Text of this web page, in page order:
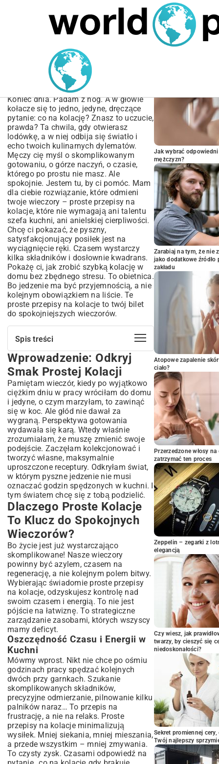
MARIUSZ ŁAMAGA 05.10.2025
Proste Przepisy na
Kolacje | Szybkie i Zdrowe
Pomysły na Co Dzień
Koniec dnia. Padam z nóg. A w głowie
kołacze się to jedno, jedyne, dręczące
pytanie: co na kolację? Znasz to uczucie,
prawda? Ta chwila, gdy otwierasz
lodówkę, a w niej odbija się światło i
echo twoich kulinarnych dylematów.
Męczy cię myśl o skomplikowanym
gotowaniu, o górze naczyń, o czasie,
którego po prostu nie masz. Ale
spokojnie. Jestem tu, by ci pomóc. Mam
dla ciebie rozwiązanie, które odmieni
twoje wieczory – proste przepisy na
kolacje, które nie wymagają ani talentu
szefa kuchni, ani anielskiej cierpliwości.
Chcę ci pokazać, że pyszny,
satysfakcjonujący posiłek jest na
wyciągnięcie ręki. Czasem wystarczy
kilka składników i dosłownie kwadrans.
Pokażę ci, jak zrobić szybką kolację w
domu bez zbędnego stresu. To obietnica.
Bo jedzenie ma być przyjemnością, a nie
kolejnym obowiązkiem na liście. Te
proste przepisy na kolacje to twój bilet
do spokojniejszych wieczorów.
Spis treści
Wprowadzenie: Odkryj Smak Prostej
Kolacji
Dlaczego Proste Kolacje To Klucz do
Spokojnych Wieczorów?
Oszczędność Czasu i Energii w Kuchni
Zdrowe Wybory Bez Komplikacji
Sposób na Mniej Stresu Po Długim Dniu
Błyskawiczne Przepisy na Kolację, Gdy
Liczy Się Każda Minuta
Pomysły na Szybkie Dania z Jednego
Garnka
Sałatki, Które Sycą i Nie Nudzą
Kanapki na Nowo – Kreatywne Wariacje
Proste Przepisy na Kolację z Ulubionych
Składników
Kurczak w Roli Głównej: Szybkie i Smaczne
Opcje
Warzywa, Które Zaskoczą Smakiem:
Wegetariańskie Inspiracje
Twaróg i Jajka: Podstawy Pysznych Kolacji
Zdrowe i Proste Kolacje: Jak Dbać o
Linię z Przyjemnością?
Lekkie Posiłki, Które Nie Obciążają Żołądka
Planowanie i Przygotowanie: Klucz do Fit
Kolacji
Gotowanie dla Jednego czy dla Całej
Rodziny? Proste Rozwiązania
Przepisy na Kolację w Mgnieniu Oka dla
Singli
Rodzinne Kolacje, Które Polubią Wszyscy
Dania Wygodne do Odgrzewania:
Oszczędność Czasu
Podsumowanie: Smak i Prostota na
Twoim Stole Każdego Wieczoru
Wprowadzenie: Odkryj
Smak Prostej Kolacji
Pamiętam wieczór, kiedy po wyjątkowo
ciężkim dniu w pracy wróciłam do domu
i jedyne, o czym marzyłam, to zawinąć
się w koc. Ale głód nie dawał za
wygraną. Perspektywa gotowania
wydawała się karą. Wtedy właśnie
zrozumiałam, że muszę zmienić swoje
podejście. Zaczęłam kolekcjonować i
tworzyć własne, maksymalnie
uproszczone receptury. Odkryłam świat,
w którym pyszne jedzenie nie musi
oznaczać godzin spędzonych w kuchni. I
tym światem chcę się z tobą podzielić.
Dlaczego Proste Kolacje
To Klucz do Spokojnych
Wieczorów?
Bo życie jest już wystarczająco
skomplikowane! Nasze wieczory
powinny być azylem, czasem na
regenerację, a nie kolejnym polem bitwy.
Wybierając świadomie proste przepisy
na kolacje, odzyskujesz kontrolę nad
swoim czasem i energią. To nie jest
pójście na łatwiznę. To strategiczne
zarządzanie zasobami, których wszyscy
mamy deficyt.
Oszczędność Czasu i Energii w
Kuchni
Mówmy wprost. Nikt nie chce po ośmiu
godzinach pracy spędzać kolejnych
dwóch przy garnkach. Szukanie
skomplikowanych składników,
precyzyjne odmierzanie, pilnowanie kilku
palników naraz… To przepis na
frustrację, a nie na relaks. Proste
przepisy na kolacje minimalizują
wysiłek. Mniej siekania, mniej mieszania,
a przede wszystkim – mniej zmywania.
To czysty zysk. Czasami odpowiedź na
Jak wybrać
mężczyzn?
Zarabiaj na tym, że nie
jako dodatkowe
zakładu
Atopowe zapalenie
ciało?
Przerzedzone włosy
zatrzymać ten proces
Zeppelin – zegarki z
elegancją
Czy wiesz, jak
twarzy, by cieszyć się
niedoskonałości?
Sekret promiennej
Twój najlepszy